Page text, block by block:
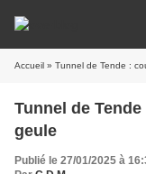
Accueil » Tunnel de Tende :
Tunnel de
geule
Publié le 27/01/2025 à